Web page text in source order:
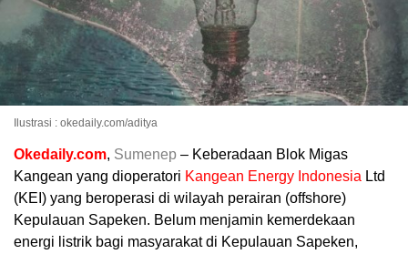
Ilustrasi : okedaily.com/aditya
Okedaily.com, Sumenep – Keberadaan Blok Migas
Kangean yang dioperatori Kangean Energy Indonesia Ltd
(KEI) yang beroperasi di wilayah perairan (offshore)
Kepulauan Sapeken. Belum menjamin kemerdekaan
energi listrik bagi masyarakat di Kepulauan Sapeken,